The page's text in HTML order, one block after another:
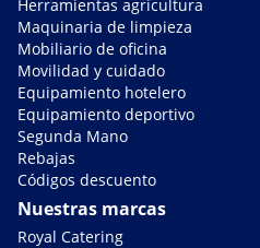
Herramientas agricultura
Maquinaria de limpieza
Mobiliario de oficina
Movilidad y cuidado
Equipamiento hotelero
Equipamiento deportivo
Segunda Mano
Rebajas
Códigos descuento
Nuestras marcas
Royal Catering